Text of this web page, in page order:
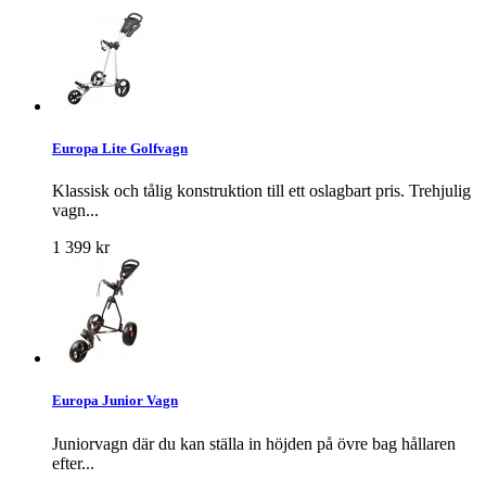
Europa Lite Golfvagn
Klassisk och tålig konstruktion till ett oslagbart pris. Trehjulig
vagn...
1 399 kr
Europa Junior Vagn
Juniorvagn där du kan ställa in höjden på övre bag hållaren
efter...